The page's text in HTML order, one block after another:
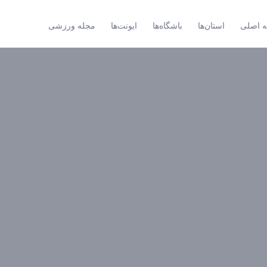
اصلی استان‌ها باشگاه‌ها ایونت‌ها مجله ورزشی